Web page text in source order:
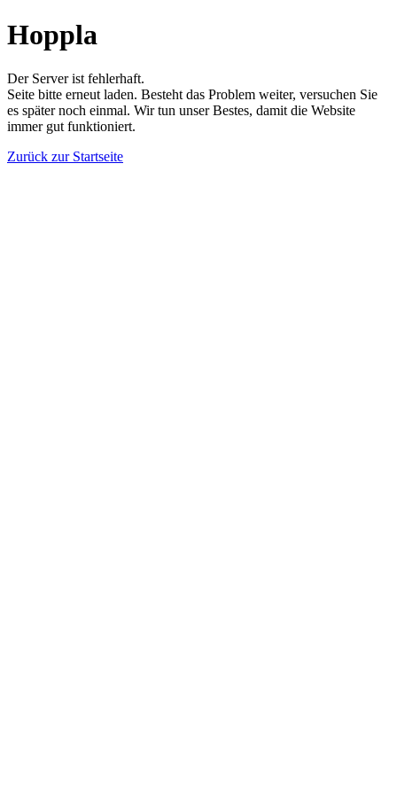
Hoppla
Der Server ist fehlerhaft.
Seite bitte erneut laden. Besteht das Problem weiter, versuchen Sie
es später noch einmal. Wir tun unser Bestes, damit die Website
immer gut funktioniert.
Zurück zur Startseite